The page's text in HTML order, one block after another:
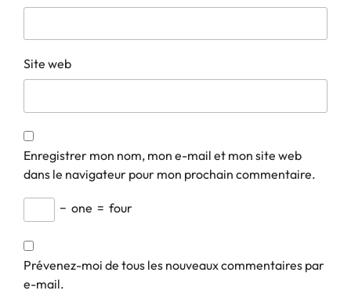
Site web
Enregistrer mon nom, mon e-mail et mon site web
dans le navigateur pour mon prochain commentaire.
− one = four
Prévenez-moi de tous les nouveaux commentaires par
e-mail.